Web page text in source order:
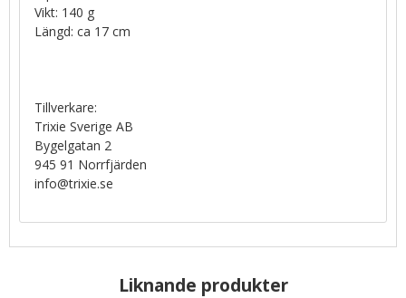
Vikt: 140 g
Längd: ca 17 cm
Tillverkare:
Trixie Sverige AB
Bygelgatan 2
945 91 Norrfjärden
info@trixie.se
Liknande produkter